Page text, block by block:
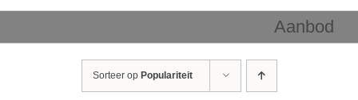
Aanbod
Sorteer op Populariteit